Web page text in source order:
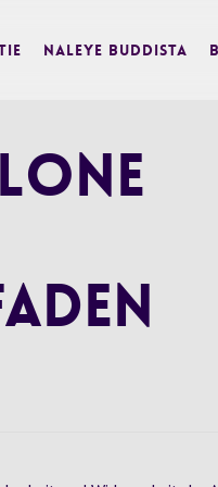
Naleye Buddista